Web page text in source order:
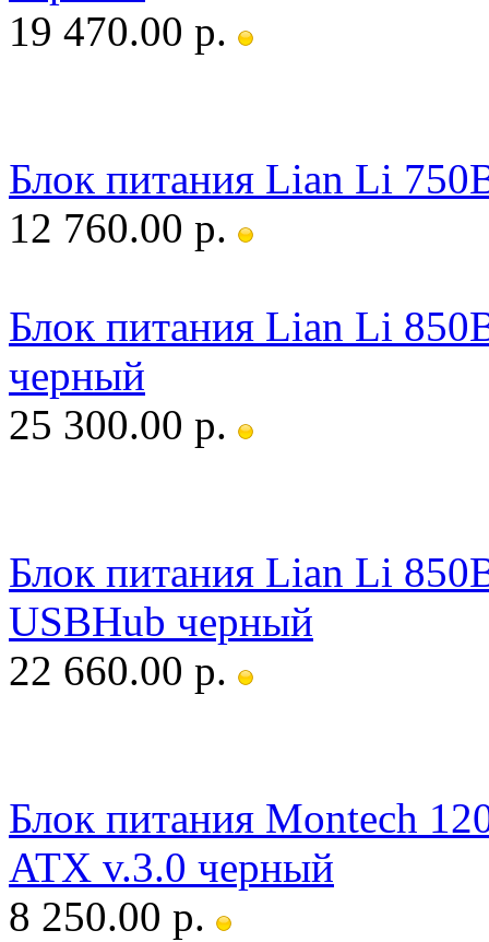
19 470.00 р.
Блок питания Lian Li
12 760.00 р.
Блок питания Lian Li
черный
25 300.00 р.
Блок питания Lian Li
USBHub черный
22 660.00 р.
Блок питания Montech
ATX v.3.0 черный
8 250.00 р.